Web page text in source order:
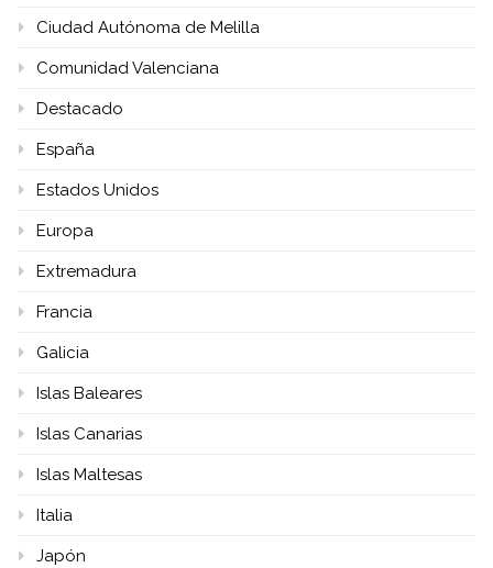
Ciudad Autónoma de Melilla
Comunidad Valenciana
Destacado
España
Estados Unidos
Europa
Extremadura
Francia
Galicia
Islas Baleares
Islas Canarias
Islas Maltesas
Italia
Japón